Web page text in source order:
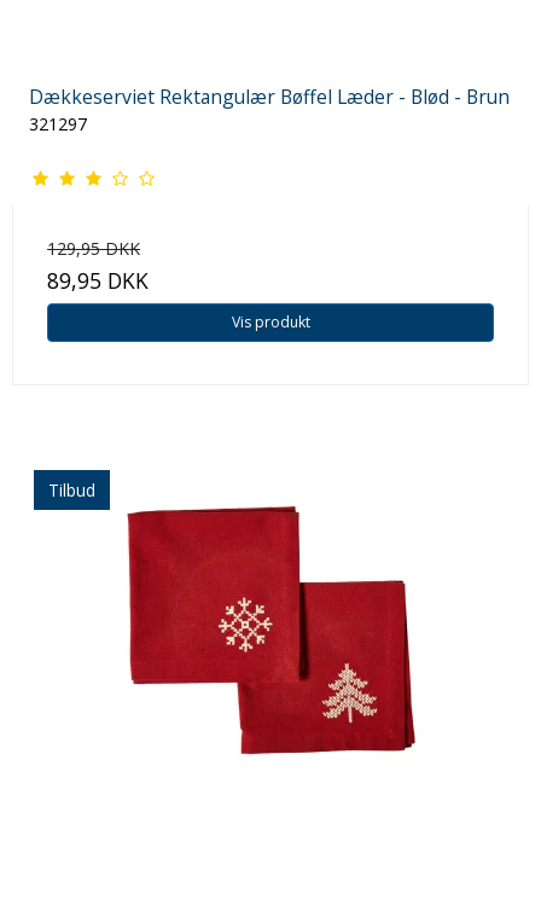
Dækkeserviet Rektangulær Bøffel Læder - Blød - Brun
321297
129,95 DKK
89,95 DKK
Vis produkt
Tilbud